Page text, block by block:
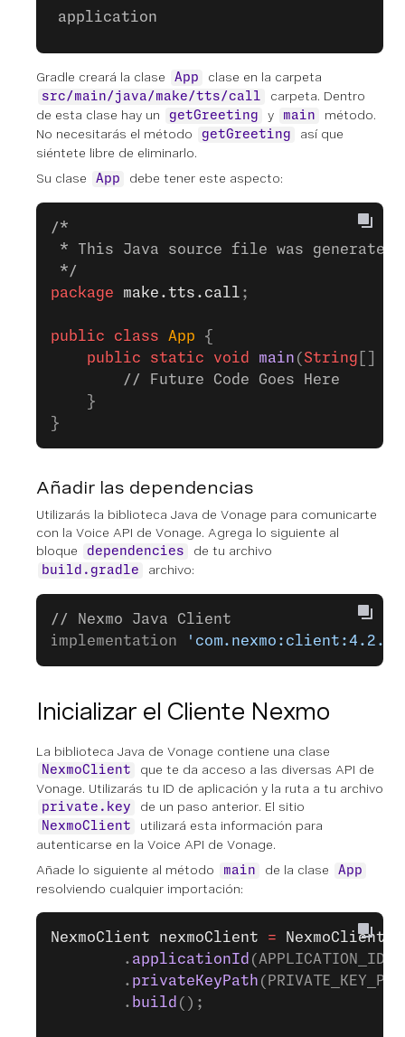
application
Gradle creará la clase App clase en la carpeta
src/main/java/make/tts/call
carpeta. Dentro
de esta clase hay un
getGreeting y main
método.
No necesitarás el método
getGreeting
así que
siéntete libre de eliminarlo.
Su clase
App debe tener este aspecto:
/*
* This Java source file was
*/
package make.tts.call ;
public class App {
    public
static void main (String
        // Future Code Goes Here
    }
}
Añadir las dependencias
Utilizarás la biblioteca Java de Vonage para comunicarte
con la Voice API de Vonage. Agrega lo siguiente al
bloque
dependencies de tu archivo
build.gradle archivo:
// Nexmo Java Client
implementation
'com.nexmo:client:4.2.0'
Inicializar el Cliente Nexmo
La biblioteca Java de Vonage contiene una clase
NexmoClient
que te da acceso a las diversas API de
Vonage. Utilizarás tu ID de aplicación y la ruta a tu archivo
private.key de un paso anterior. El sitio
NexmoClient
utilizará esta información para
autenticarse en la Voice API de Vonage.
Añade lo siguiente al método
main de la clase App
resolviendo cualquier importación:
NexmoClient nexmoClient = NexmoClient
        .
applicationId (APPLICATION_ID)
        .
privateKeyPath
        .
build ();